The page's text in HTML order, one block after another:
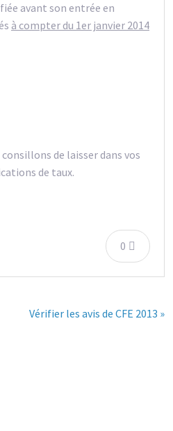
avant son entrée en
à compter du 1er janvier 2014
de laisser dans vos
de taux.
0
Vérifier les avis de CFE 2013 »